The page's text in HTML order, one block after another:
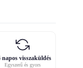
napos visszaküldés
Egyszerű és gyors